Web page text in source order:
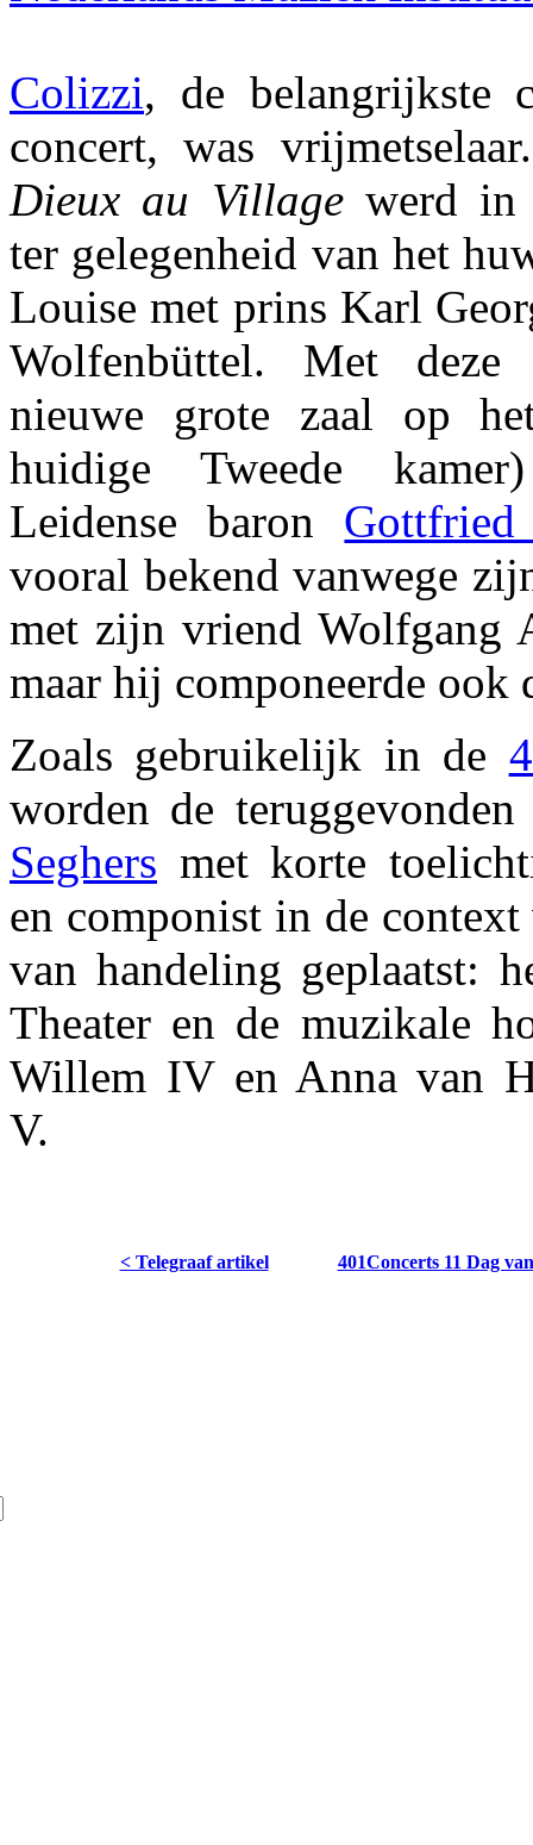
Colizzi, de belangrijkste
concert, was
Dieux au Villagewerd in
ter gelegenheid van het
Louise met prins Karl
Wolfenbüttel. Met
nieuwe grote zaal op
huidige Tweede
Leidense baron
vooral bekend vanwege
met zijn vriend Wolfgang
maar hij componeerde ook
Zoals gebruikelijk in de
worden de
Seghers met korte
en componist in de
van handeling geplaatst:
Theater en de muzikale
Willem IV en Anna van
V.
< Telegraaf artikel 401Concerts 11 Dag